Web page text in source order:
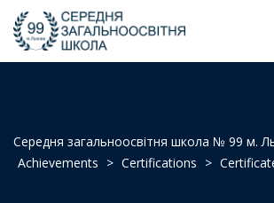
Середня загальноосвітня школа № 99 м.
Achievements > Certifications >